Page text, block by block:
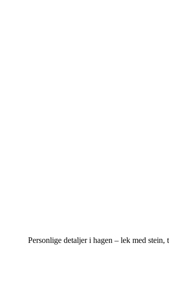
Personlige detaljer i hagen – lek med stein,